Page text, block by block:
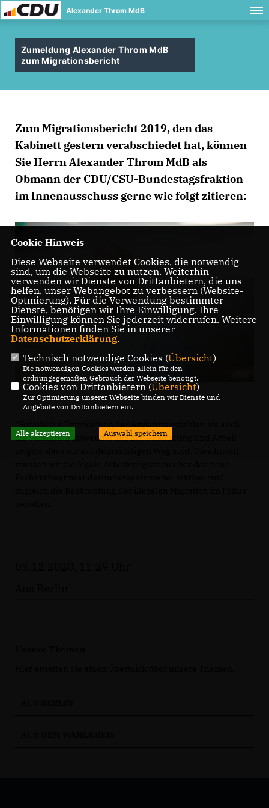
Alexander Throm MdB
Zumeldung Alexander Throm MdB
zum Migrationsbericht
Zum Migrationsbericht 2019, den das
Kabinett gestern verabschiedet hat, können
Sie Herrn Alexander Throm MdB als
Obmann der CDU/CSU-Bundestagsfraktion
im Innenausschuss gerne wie folgt zitieren:
"Sowohl die Entwicklung der Asylantragszahlen als auch
die verstärkte Zuwanderung zur Ausbildung und Arbeit
Cookie Hinweis
Diese Webseite verwendet Cookies, die notwendig
sind, um die Webseite zu nutzen. Weiterhin
verwenden wir Dienste von Drittanbietern, die uns
helfen, unser Webangebot zu verbessern (Website-
Optmierung). Für die Verwendung bestimmter
Dienste, benötigen wir Ihre Einwilligung. Ihre
Einwilligung können Sie jederzeit widerrufen. Weitere
Informationen finden Sie in unserer
Datenschutzerklärung.
Technisch notwendige Cookies (Übersicht)
Die notwendigen Cookies werden allein für den
ordnungsgemäßen Gebrauch der Webseite benötigt.
Cookies von Drittanbietern (Übersicht)
Zur Optimierung unserer Webseite binden wir Dienste und
Angebote von Drittanbietern ein.
Alle akzeptieren Auswahl speichern